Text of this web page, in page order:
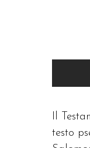
Il
testo